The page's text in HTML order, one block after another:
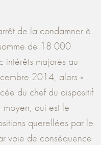
de la condamner à
de 18 000
intérêts majorés au
2014, alors «
du chef du dispositif
qui est le
querellées par le
voie de conséquence